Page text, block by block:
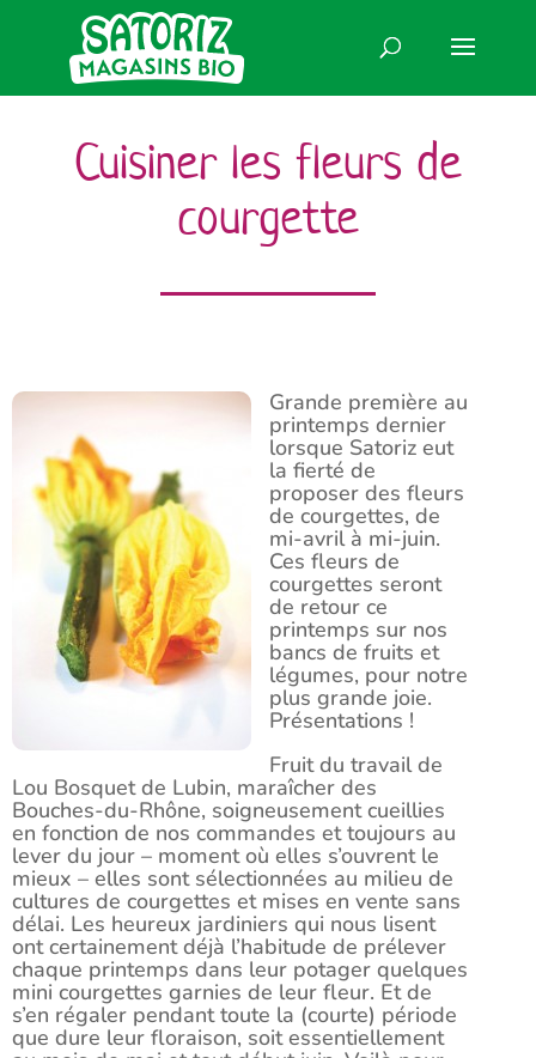
Cuisiner les fleurs de
courgette
Grande première au
printemps dernier
lorsque Satoriz eut
la fierté de
proposer des fleurs
de courgettes, de
mi-avril à mi-juin.
Ces fleurs de
courgettes seront
de retour ce
printemps sur nos
bancs de fruits et
légumes, pour notre
plus grande joie.
Présentations !
Fruit du travail de
Lou Bosquet de Lubin, maraîcher des
Bouches-du-Rhône, soigneusement cueillies
en fonction de nos commandes et toujours au
lever du jour – moment où elles s’ouvrent le
mieux – elles sont sélectionnées au milieu de
cultures de courgettes et mises en vente sans
délai. Les heureux jardiniers qui nous lisent
ont certainement déjà l’habitude de prélever
chaque printemps dans leur potager quelques
mini courgettes garnies de leur fleur. Et de
s’en régaler pendant toute la (courte) période
que dure leur floraison, soit essentiellement